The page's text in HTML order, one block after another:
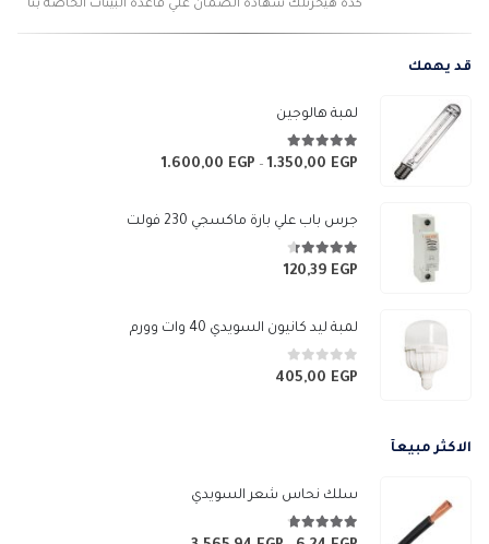
كده هيخزنلك شهاده الضمان علي قاعده البينات الخاصه بنا
قد يهمك
لمبة هالوجين
4.89 من 5
1.350,00 EGP
–
1.600,00 EGP
نطاق
من
جرس باب علي بارة ماكسجي 230 فولت
4.33 من 5
120,39 EGP
لمبة ليد كانيون السويدي 40 وات وورم
0من 5405,00 EGP
الاكثر مبيعآ
سلك نحاس شعر السويدي
4.67 من 5